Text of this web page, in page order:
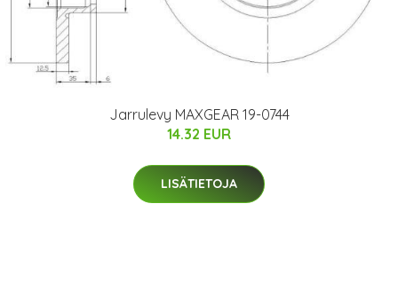
Jarrulevy MAXGEAR 19-0744
14.32 EUR
LISÄTIETOJA